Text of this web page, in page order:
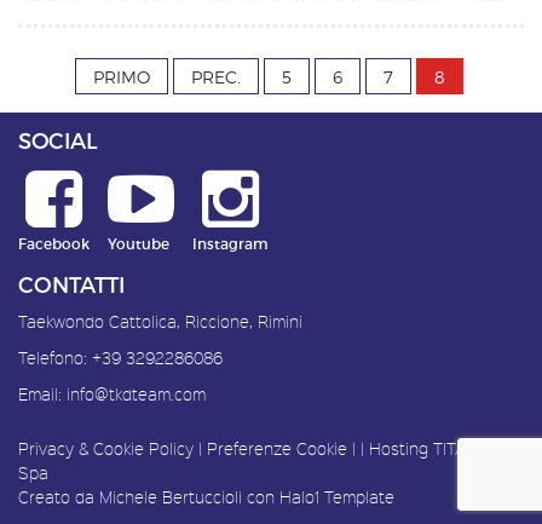
PRIMO PREC. 5 6 7 8
SOCIAL
Facebook Youtube Instagram
CONTATTI
Taekwondo Cattolica, Riccione, Rimini
Telefono: +39 3292286086
Email: info@tkdteam.com
Privacy & Cookie Policy | Preferenze Cookie | | Hosting TITANKA!
Spa
Creato da Michele Bertuccioli con Halo1 Template